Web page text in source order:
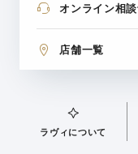
オンライン相
店舗一覧
ラヴィについて